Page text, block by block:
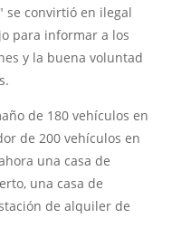
se convirtió en ilegal
para informar a los
y la buena voluntad
de 180 vehículos en
de 200 vehículos en
una casa de
una casa de
de alquiler de